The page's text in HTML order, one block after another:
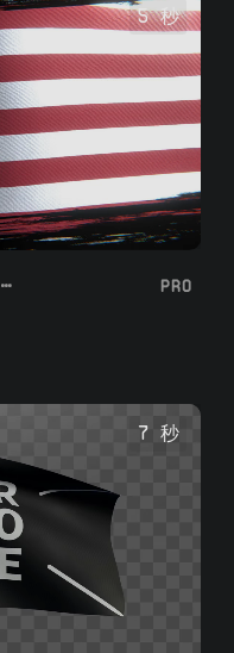
5 秒
エネルギッシュな旗が揺れるループ PRO
7 秒